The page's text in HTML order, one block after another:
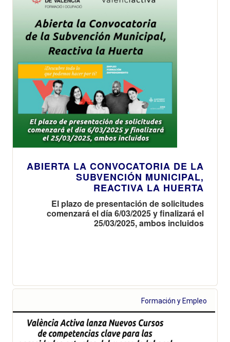
ABIERTA LA CONVOCATORIA DE LA
SUBVENCIÓN MUNICIPAL,
REACTIVA LA HUERTA
El plazo de presentación de solicitudes
comenzará el día 6/03/2025 y finalizará el
25/03/2025, ambos incluidos
Formación y Empleo